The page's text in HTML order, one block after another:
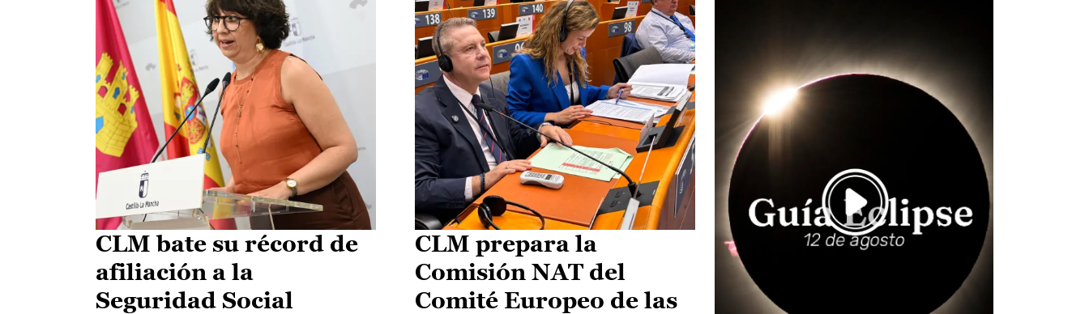
CLM bate su récord de
afiliación a la
Seguridad Social
CLM prepara la
Comisión NAT del
Comité Europeo de las